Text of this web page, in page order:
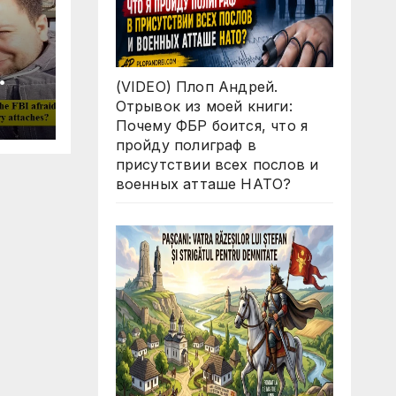
in
(VIDEO) Плоп Андрей.
Отрывок из моей книги:
Почему ФБР боится, что я
пройду полиграф в
присутствии всех послов и
военных атташе НАТО?